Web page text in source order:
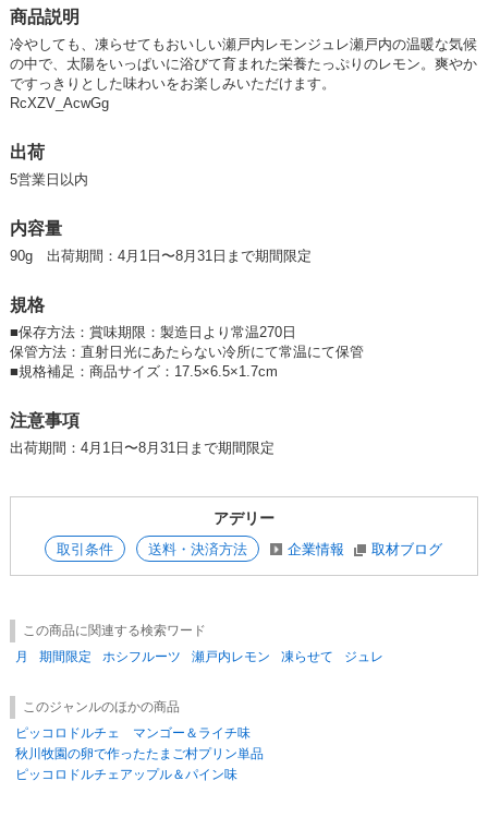
商品説明
冷やしても、凍らせてもおいしい瀬戸内レモンジュレ瀬戸内の温暖な気候
の中で、太陽をいっぱいに浴びて育まれた栄養たっぷりのレモン。爽やか
ですっきりとした味わいをお楽しみいただけます。
RcXZV_AcwGg
出荷
5営業日以内
内容量
90g 出荷期間：4月1日〜8月31日まで期間限定
規格
■保存方法：賞味期限：製造日より常温270日
保管方法：直射日光にあたらない冷所にて常温にて保管
■規格補足：商品サイズ：17.5×6.5×1.7cm
注意事項
出荷期間：4月1日〜8月31日まで期間限定
アデリー
取引条件 送料・決済方法 企業情報 取材ブログ
この商品に関連する検索ワード
月
期間限定 ホシフルーツ 瀬戸内レモン 凍らせて ジュレ
このジャンルのほかの商品
ピッコロドルチェ マンゴー＆ライチ味
秋川牧園の卵で作ったたまご村プリン単品
ピッコロドルチェアップル＆パイン味